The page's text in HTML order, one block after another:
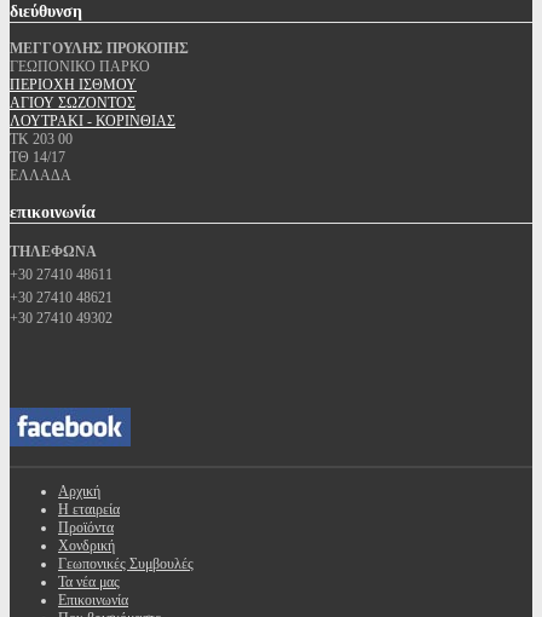
διεύθυνση
ΜΕΓΓΟΥΛΗΣ ΠΡΟΚΟΠΗΣ
ΓΕΩΠΟΝΙΚΟ ΠΑΡΚΟ
ΠΕΡΙΟΧΗ ΙΣΘΜΟΥ
ΑΓΙΟΥ ΣΩΖΟΝΤΟΣ
ΛΟΥΤΡΑΚΙ - ΚΟΡΙΝΘΙΑΣ
ΤΚ 203 00
ΤΘ 14/17
ΕΛΛΑΔΑ
επικοινωνία
ΤΗΛΕΦΩΝΑ
+30 27410 48611
+30 27410 48621
+30 27410 49302
Αρχική
Η εταιρεία
Προϊόντα
Χονδρική
Γεωπονικές Συμβουλές
Τα νέα μας
Επικοινωνία